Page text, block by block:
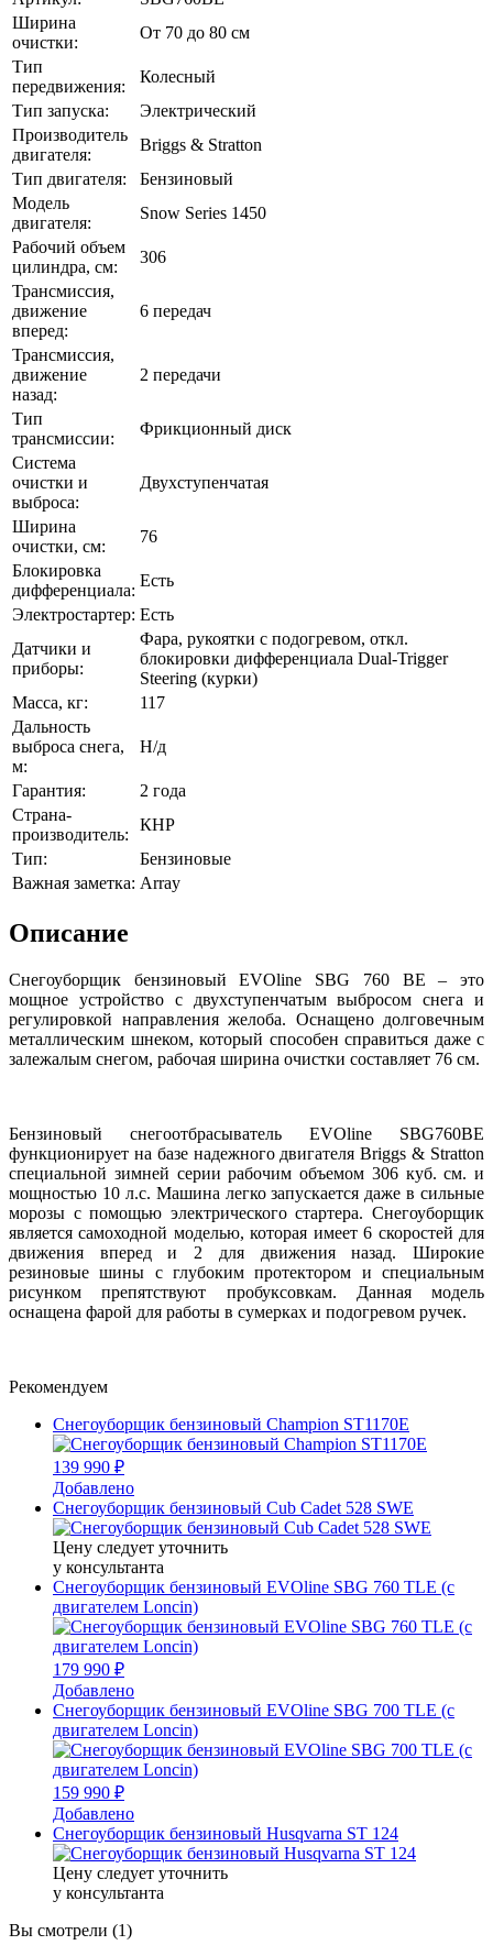
Ширина
очистки:
От 70 до 80 см
Тип
передвижения:
Колесный
Тип запуска:
Электрический
Производитель
двигателя:
Briggs & Stratton
Тип двигателя:
Бензиновый
Модель
двигателя:
Snow Series 1450
Рабочий объем
цилиндра, см:
306
Трансмиссия,
движение
вперед:
6 передач
Трансмиссия,
движение
назад:
2 передачи
Тип
трансмиссии:
Фрикционный диск
Система
очистки и
выброса:
Двухступенчатая
Ширина
очистки, см:
76
Блокировка
дифференциала:
Есть
Электростартер: Есть
Датчики и
приборы:
Фара, рукоятки с подогревом, откл.
блокировки дифференциала Dual-Trigger
Steering (курки)
Масса, кг:
117
Дальность
выброса снега,
м:
Н/д
Гарантия:
2 года
Страна-
производитель:
КНР
Тип:
Бензиновые
Важная заметка: Array
Описание
Снегоуборщик бензиновый EVOline SBG 760 BE – это
мощное устройство с двухступенчатым выбросом снега и
регулировкой направления желоба. Оснащено долговечным
металлическим шнеком, который способен справиться даже с
залежалым снегом, рабочая ширина очистки составляет 76 см.
Бензиновый снегоотбрасыватель EVOline SBG760BE
функционирует на базе надежного двигателя Briggs & Stratton
специальной зимней серии рабочим объемом 306 куб. см. и
мощностью 10 л.с. Машина легко запускается даже в сильные
морозы с помощью электрического стартера. Снегоуборщик
является самоходной моделью, которая имеет 6 скоростей для
движения вперед и 2 для движения назад. Широкие
резиновые шины с глубоким протектором и специальным
рисунком препятствуют пробуксовкам. Данная модель
оснащена фарой для работы в сумерках и подогревом ручек.
Рекомендуем
Снегоуборщик бензиновый Champion ST1170E
139 990 ₽
Добавлено
Снегоуборщик бензиновый Cub Cadet 528 SWE
Цену следует уточнить
у консультанта
Снегоуборщик бензиновый EVOline SBG 760 TLE (с
двигателем Loncin)
179 990 ₽
Добавлено
Снегоуборщик бензиновый EVOline SBG 700 TLE (с
двигателем Loncin)
159 990 ₽
Добавлено
Снегоуборщик бензиновый Husqvarna ST 124
Цену следует уточнить
у консультанта
Вы смотрели (1)